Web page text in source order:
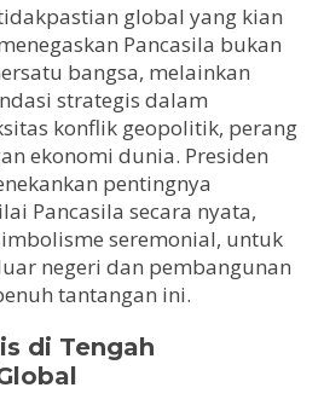
global yang kian
Pancasila bukan
bangsa, melainkan
strategis dalam
konflik geopolitik, perang
ekonomi dunia. Presiden
pentingnya
Pancasila secara nyata,
seremonial, untuk
negeri dan pembangunan
tantangan ini.
di Tengah